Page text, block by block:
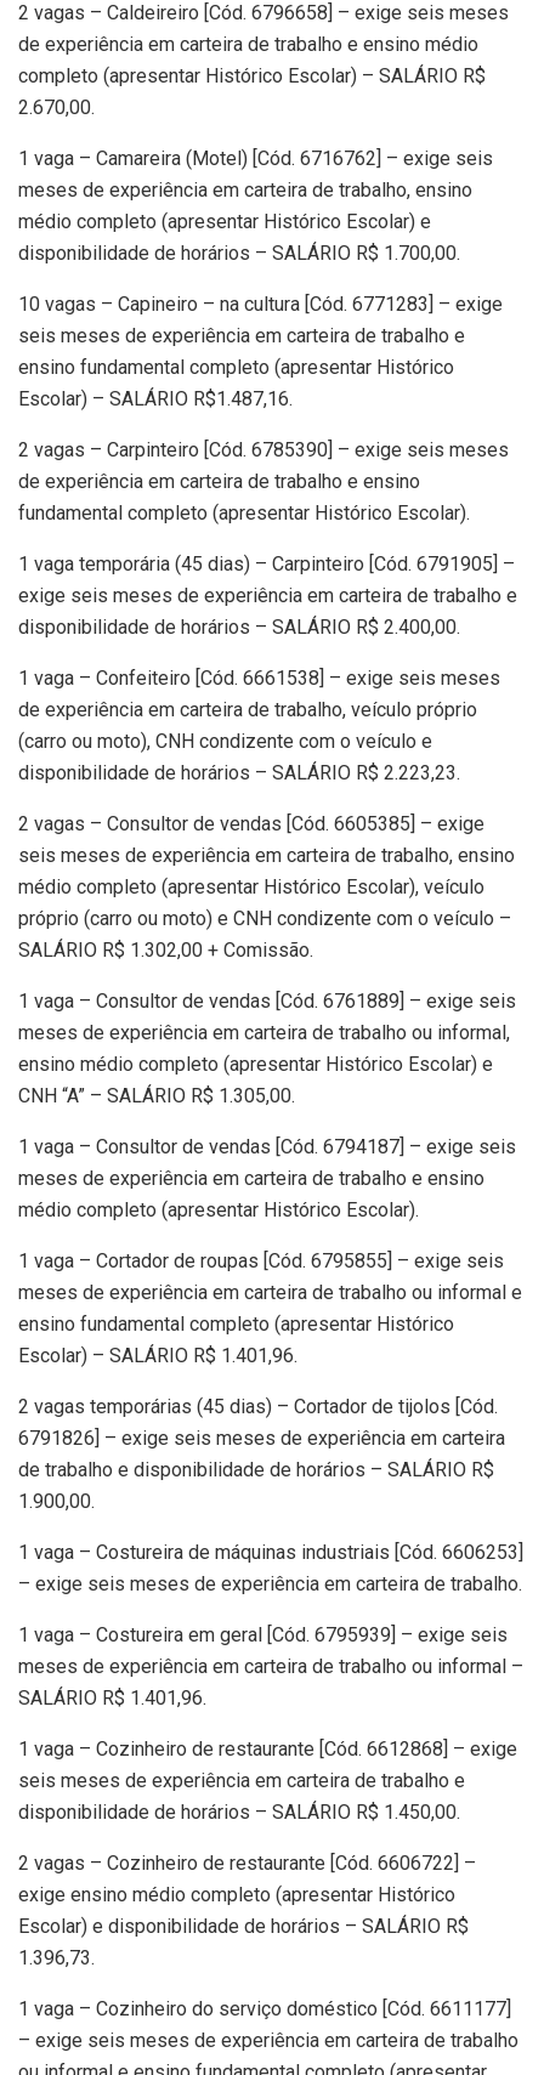
2 vagas – Caldeireiro [Cód. 6796658] – exige seis meses
de experiência em carteira de trabalho e ensino médio
completo (apresentar Histórico Escolar) – SALÁRIO R$
2.670,00.
1 vaga – Camareira (Motel) [Cód. 6716762] – exige seis
meses de experiência em carteira de trabalho, ensino
médio completo (apresentar Histórico Escolar) e
disponibilidade de horários – SALÁRIO R$ 1.700,00.
10 vagas – Capineiro – na cultura [Cód. 6771283] – exige
seis meses de experiência em carteira de trabalho e
ensino fundamental completo (apresentar Histórico
Escolar) – SALÁRIO R$1.487,16.
2 vagas – Carpinteiro [Cód. 6785390] – exige seis meses
de experiência em carteira de trabalho e ensino
fundamental completo (apresentar Histórico Escolar).
1 vaga temporária (45 dias) – Carpinteiro [Cód. 6791905] –
exige seis meses de experiência em carteira de trabalho e
disponibilidade de horários – SALÁRIO R$ 2.400,00.
1 vaga – Confeiteiro [Cód. 6661538] – exige seis meses
de experiência em carteira de trabalho, veículo próprio
(carro ou moto), CNH condizente com o veículo e
disponibilidade de horários – SALÁRIO R$ 2.223,23.
2 vagas – Consultor de vendas [Cód. 6605385] – exige
seis meses de experiência em carteira de trabalho, ensino
médio completo (apresentar Histórico Escolar), veículo
próprio (carro ou moto) e CNH condizente com o veículo –
SALÁRIO R$ 1.302,00 + Comissão.
1 vaga – Consultor de vendas [Cód. 6761889] – exige seis
meses de experiência em carteira de trabalho ou informal,
ensino médio completo (apresentar Histórico Escolar) e
CNH “A” – SALÁRIO R$ 1.305,00.
1 vaga – Consultor de vendas [Cód. 6794187] – exige seis
meses de experiência em carteira de trabalho e ensino
médio completo (apresentar Histórico Escolar).
1 vaga – Cortador de roupas [Cód. 6795855] – exige seis
meses de experiência em carteira de trabalho ou informal e
ensino fundamental completo (apresentar Histórico
Escolar) – SALÁRIO R$ 1.401,96.
2 vagas temporárias (45 dias) – Cortador de tijolos [Cód.
6791826] – exige seis meses de experiência em carteira
de trabalho e disponibilidade de horários – SALÁRIO R$
1.900,00.
1 vaga – Costureira de máquinas industriais [Cód. 6606253]
– exige seis meses de experiência em carteira de trabalho.
1 vaga – Costureira em geral [Cód. 6795939] – exige seis
meses de experiência em carteira de trabalho ou informal –
SALÁRIO R$ 1.401,96.
1 vaga – Cozinheiro de restaurante [Cód. 6612868] – exige
seis meses de experiência em carteira de trabalho e
disponibilidade de horários – SALÁRIO R$ 1.450,00.
2 vagas – Cozinheiro de restaurante [Cód. 6606722] –
exige ensino médio completo (apresentar Histórico
Escolar) e disponibilidade de horários – SALÁRIO R$
1.396,73.
1 vaga – Cozinheiro do serviço doméstico [Cód. 6611177]
– exige seis meses de experiência em carteira de trabalho